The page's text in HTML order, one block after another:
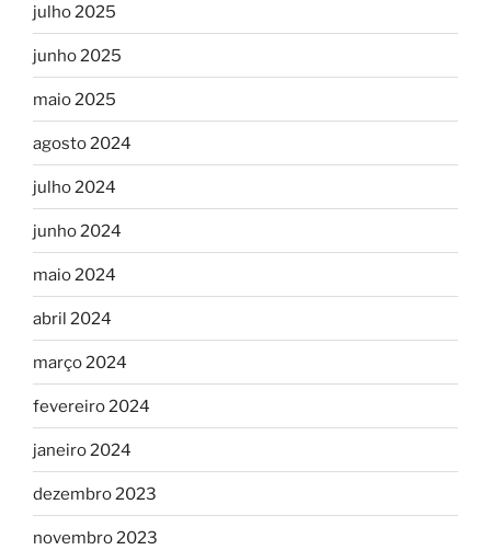
julho 2025
junho 2025
maio 2025
agosto 2024
julho 2024
junho 2024
maio 2024
abril 2024
março 2024
fevereiro 2024
janeiro 2024
dezembro 2023
novembro 2023